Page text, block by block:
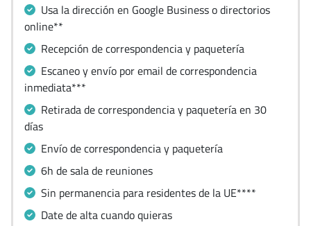
Usa la dirección en Google Business o directorios
online**
Recepción de correspondencia y paquetería
Escaneo y envío por email de correspondencia
inmediata***
Retirada de correspondencia y paquetería en 30
días
Envío de correspondencia y paquetería
6h de sala de reuniones
Sin permanencia para residentes de la UE****
Date de alta cuando quieras